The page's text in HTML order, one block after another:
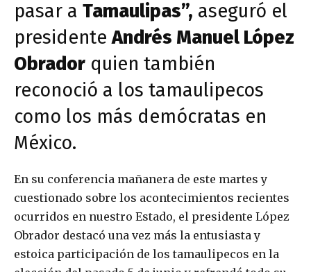
pasar a Tamaulipas”, aseguró el
presidenteAndrés Manuel López
Obrador quien también
reconoció a los tamaulipecos
como los más demócratas en
México.
En su conferencia mañanera de este martes y
cuestionado sobre los acontecimientos recientes
ocurridos en nuestro Estado, el presidente López
Obrador destacó una vez más la entusiasta y
estoica participación de los tamaulipecos en la